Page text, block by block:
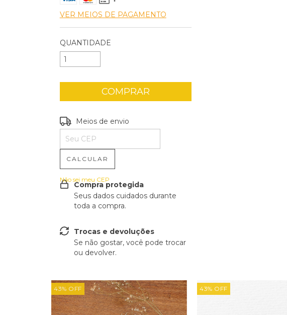
VER MEIOS DE PAGAMENTO
QUANTIDADE
Entregas para o CEP:
Meios de envio
CALCULAR
Não sei meu CEP
Compra protegida
Seus dados cuidados durante
toda a compra.
Trocas e devoluções
Se não gostar, você pode trocar
ou devolver.
43% OFF 43% OFF